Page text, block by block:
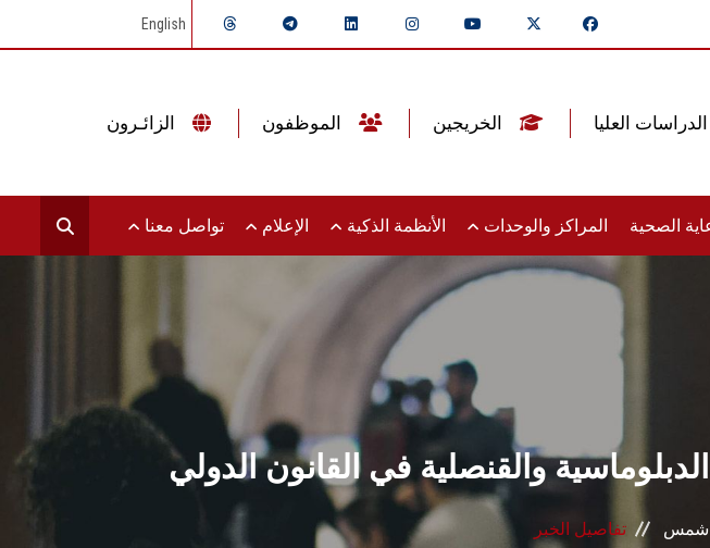
English
الصحية المراكز والوحدات الأنظمة الذكية الإعلام تواصل معنا
والقنصلية في القانون الدولي
شمس تفاصيل الخبر